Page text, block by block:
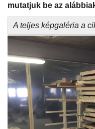
mutatjuk be az
A teljes képgaléria a